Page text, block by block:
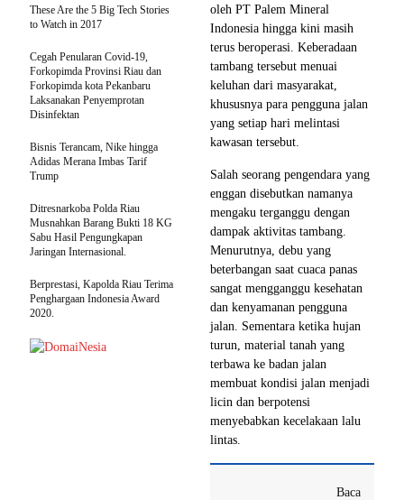
oleh PT Palem Mineral
Indonesia hingga kini masih
terus beroperasi. Keberadaan
tambang tersebut menuai
keluhan dari masyarakat,
khususnya para pengguna jalan
yang setiap hari melintasi
kawasan tersebut.
Salah seorang pengendara yang
enggan disebutkan namanya
mengaku terganggu dengan
dampak aktivitas tambang.
Menurutnya, debu yang
beterbangan saat cuaca panas
sangat mengganggu kesehatan
dan kenyamanan pengguna
jalan. Sementara ketika hujan
turun, material tanah yang
terbawa ke badan jalan
membuat kondisi jalan menjadi
licin dan berpotensi
menyebabkan kecelakaan lalu
lintas.
Baca
These Are the 5 Big Tech Stories
to Watch in 2017
Cegah Penularan Covid-19,
Forkopimda Provinsi Riau dan
Forkopimda kota Pekanbaru
Laksanakan Penyemprotan
Disinfektan
Bisnis Terancam, Nike hingga
Adidas Merana Imbas Tarif
Trump
Ditresnarkoba Polda Riau
Musnahkan Barang Bukti 18 KG
Sabu Hasil Pengungkapan
Jaringan Internasional.
Berprestasi, Kapolda Riau Terima
Penghargaan Indonesia Award
2020.